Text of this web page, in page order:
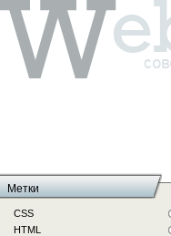
Метки
CSS
HTML